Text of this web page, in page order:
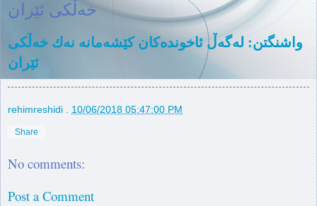
خه‌ڵكی ئێران
واشنگتن: له‌گه‌ڵ ئاخونده‌كان كێشه‌مانه‌ نه‌ك خه‌ڵكی
ئێران
rehimreshidi 10/06/2018 05:47:00 PM
Share
No comments:
Post a Comment